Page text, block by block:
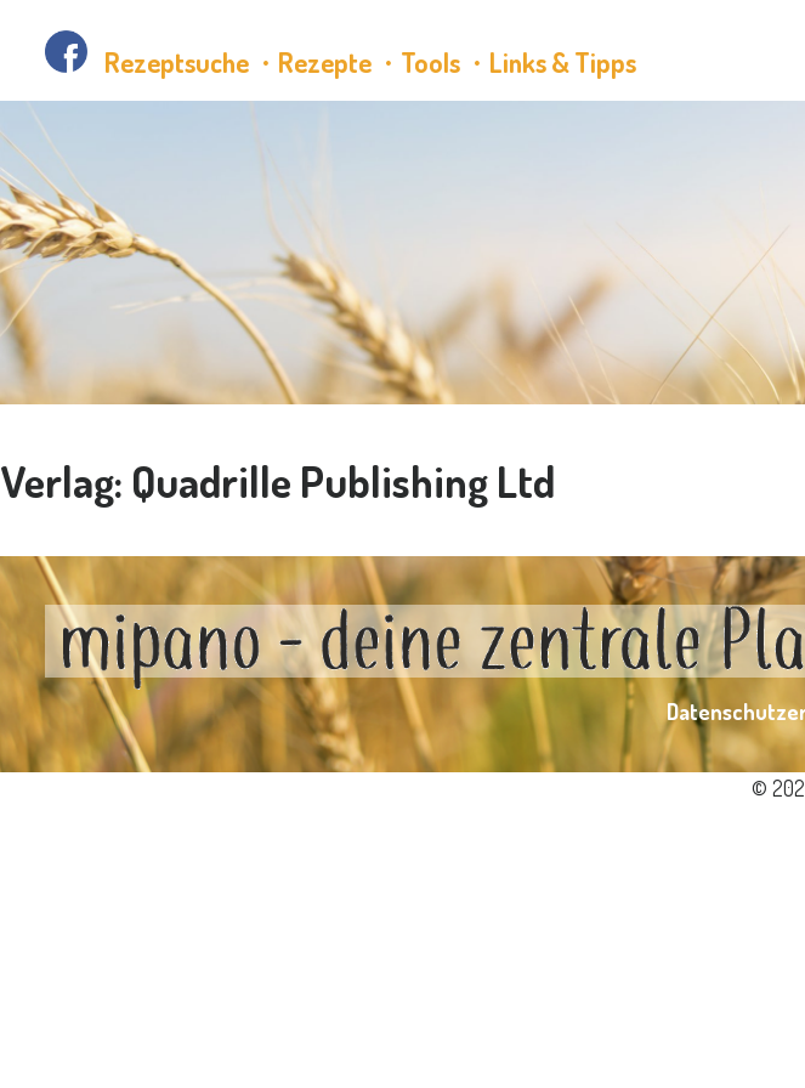
Rezeptsuche Rezepte Tools Links & Tipps
Verlag: Quadrille Publishing Ltd
©